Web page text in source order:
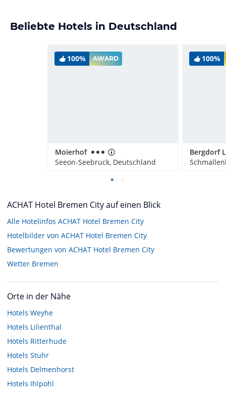
Beliebte Hotels in Deutschland
100% AWARD
Moierhof
Seeon-Seebruck, Deutschland
100%
ACHAT Hotel Bremen City auf einen Blick
Alle Hotelinfos ACHAT Hotel Bremen City
Hotelbilder von ACHAT Hotel Bremen City
Bewertungen von ACHAT Hotel Bremen City
Wetter Bremen
Orte in der Nähe
Hotels Weyhe
Hotels Lilienthal
Hotels Ritterhude
Hotels Stuhr
Hotels Delmenhorst
Hotels Ihlpohl